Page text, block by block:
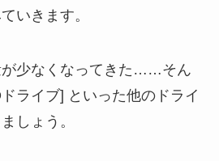
いきます。
が少なくなってきた……そん
ライブ] といった他のドライ
しょう。